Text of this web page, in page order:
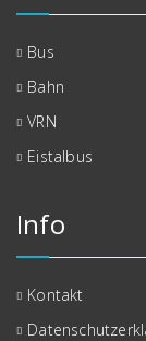
Bus
Bahn
VRN
Eistalbus
Info
Kontakt